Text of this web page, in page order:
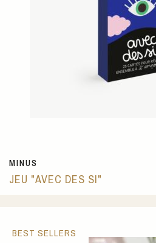
MINUS
JEU "AVEC DES SI"
BEST SELLERS